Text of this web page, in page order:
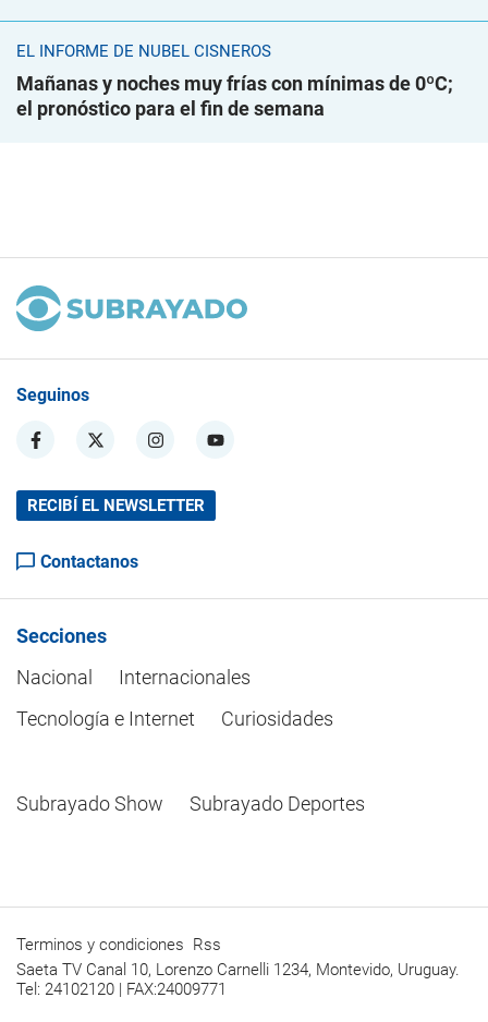
EL INFORME DE NUBEL CISNEROS
Mañanas y noches muy frías con mínimas de 0ºC;
el pronóstico para el fin de semana
Seguinos
RECIBÍ EL NEWSLETTER
Contactanos
Secciones
Nacional
Internacionales
Tecnología e Internet
Curiosidades
Subrayado Show Subrayado Deportes
Terminos y condiciones Rss
Saeta TV Canal 10, Lorenzo Carnelli 1234, Montevido, Uruguay.
Tel: 24102120 | FAX:24009771